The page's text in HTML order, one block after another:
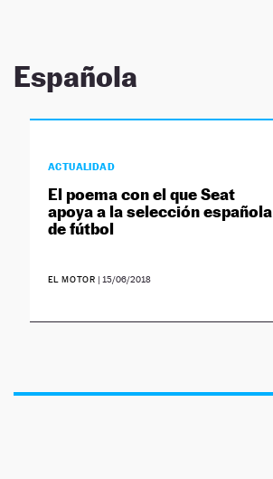
Española
ACTUALIDAD
El poema con el que Seat
apoya a la selección española
de fútbol
EL MOTOR | 15/06/2018